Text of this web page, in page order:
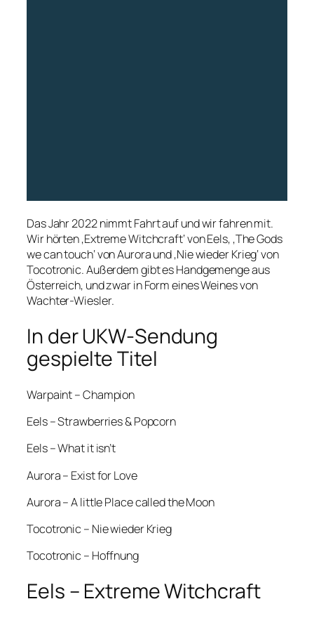
Das Jahr 2022 nimmt Fahrt auf und wir fahren mit.
Wir hörten ‚Extreme Witchcraft‘ von Eels, ‚The Gods
we can touch‘ von Aurora und ‚Nie wieder Krieg‘ von
Tocotronic. Außerdem gibt es Handgemenge aus
Österreich, und zwar in Form eines Weines von
Wachter-Wiesler.
In der UKW-Sendung
gespielte Titel
Warpaint – Champion
Eels – Strawberries & Popcorn
Eels – What it isn’t
Aurora – Exist for Love
Aurora – A little Place called the Moon
Tocotronic – Nie wieder Krieg
Tocotronic – Hoffnung
Eels – Extreme Witchcraft